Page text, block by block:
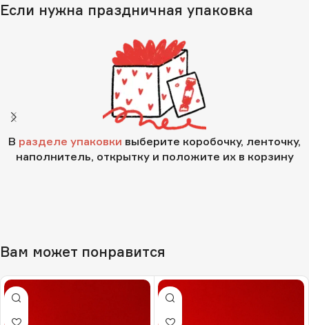
Если нужна праздничная упаковка
В разделе упаковки выберите коробочку, ленточку,
наполнитель, открытку и положите их в корзину
Вам может понравится